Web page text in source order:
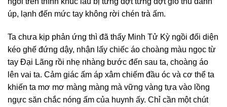
úp, lạnh đến mức tay không rời chén trà ấm.
Ta chưa kịp phản ứng thì đã thấy Minh Tử Kỳ ngồi đối diện
kéo ghế đứng dậy, nhận lấy chiếc áo choàng màu ngọc từ
tay Đại Lãng rồi nhẹ nhàng bước đến sau ta, choàng áo
lên vai ta. Cảm giác ấm áp xâm chiếm đầu óc và cơ thể ta
khiến ta mơ mơ màng màng mà vững vàng tựa vào lồng
ngực săn chắc nóng ấm của huynh ấy. Chỉ cần một chút